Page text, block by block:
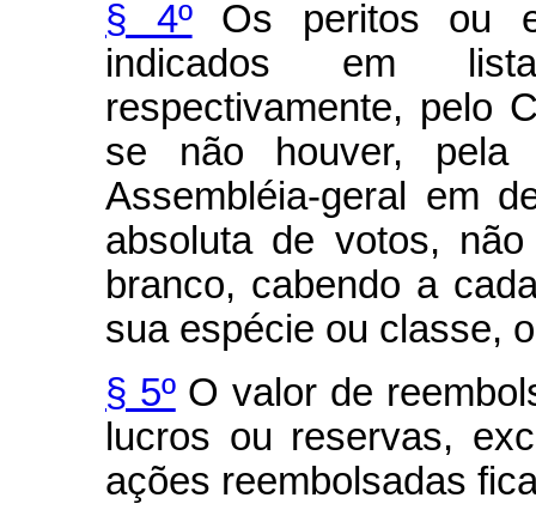
§ 4ºOs peritos ou
indicados em
respectivamente, pelo
se não houver, pela
Assembléia-geral em
absoluta de votos,
branco, cabendo a
sua espécie ou classe,
§ 5ºO valor de
lucros ou reservas,
ações reembolsadas